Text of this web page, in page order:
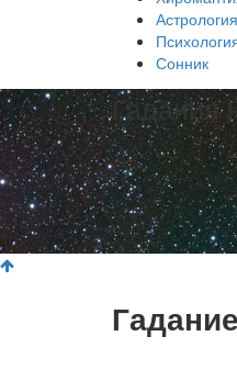
Астрология
Сонник
Гадания